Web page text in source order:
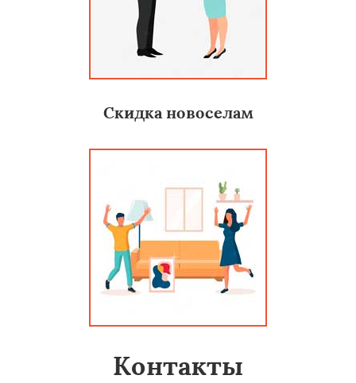
Скидка новоселам
Контакты